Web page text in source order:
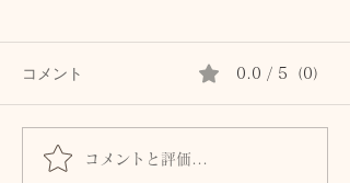
首専用クリームは続かな
コメント 0.0 / 5（0）
コメントと評価...